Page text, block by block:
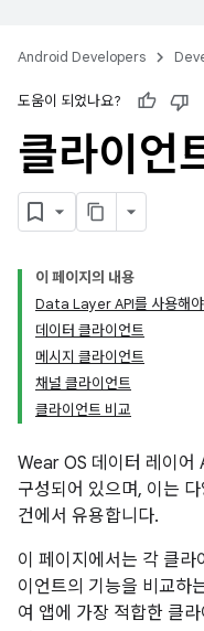
Android Developers
도움이 되었나요?
클라이언
이 페이지의 내용
Data Layer API를 사용해
데이터 클라이언트
메시지 클라이언트
채널 클라이언트
클라이언트 비교
Wear OS 데이터 레이어
구성되어 있으며, 이는
건에서 유용합니다.
이 페이지에서는 각 클
이언트의 기능을 비교하
여 앱에 가장 적합한 클